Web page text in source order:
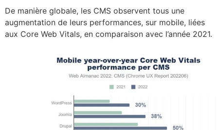
De manière globale, les CMS observent tous une
augmentation de leurs performances, sur mobile, liées
aux Core Web Vitals, en comparaison avec l’année 2021.